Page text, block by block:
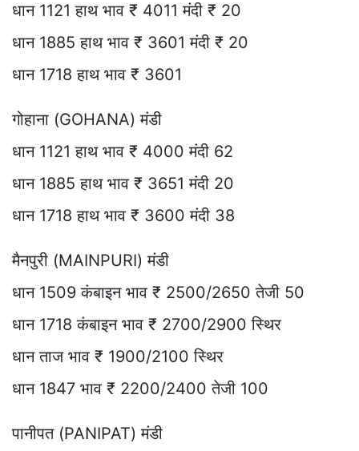
धान 1121 हाथ भाव ₹ 4011 मंदी ₹ 20
धान 1885 हाथ भाव ₹ 3601 मंदी ₹ 20
धान 1718 हाथ भाव ₹ 3601
गोहाना (GOHANA) मंडी
धान 1121 हाथ भाव ₹ 4000 मंदी 62
धान 1885 हाथ भाव ₹ 3651 मंदी 20
धान 1718 हाथ भाव ₹ 3600 मंदी 38
मैनपुरी (MAINPURI) मंडी
धान 1509 कंबाइन भाव ₹ 2500/2650 तेजी 50
धान 1718 कंबाइन भाव ₹ 2700/2900 स्थिर
धान ताज भाव ₹ 1900/2100 स्थिर
धान 1847 भाव ₹ 2200/2400 तेजी 100
पानीपत (PANIPAT) मंडी